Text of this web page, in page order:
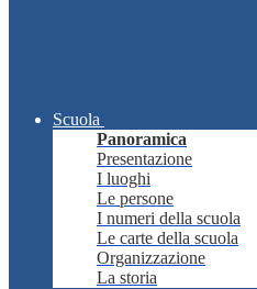
Scuola
Panoramica
Presentazione
I luoghi
Le persone
I numeri della scuola
Le carte della scuola
Organizzazione
La storia